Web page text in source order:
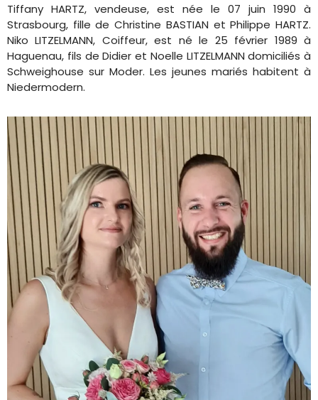
Tiffany HARTZ, vendeuse, est née le 07 juin 1990 à
Strasbourg, fille de Christine BASTIAN et Philippe HARTZ.
Niko LITZELMANN, Coiffeur, est né le 25 février 1989 à
Haguenau, fils de Didier et Noelle LITZELMANN domiciliés à
Schweighouse sur Moder. Les jeunes mariés habitent à
Niedermodern.